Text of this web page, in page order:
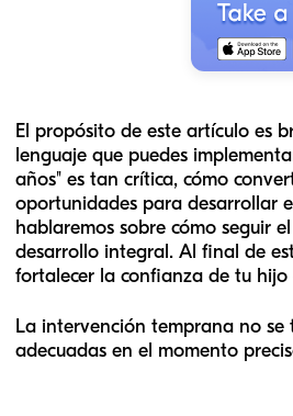
El propósito de este artículo es
lenguaje que puedes
años" es tan crítica, cómo
oportunidades para desarrollar
hablaremos sobre cómo seguir
desarrollo integral. Al final de
fortalecer la confianza de tu
La intervención temprana no
adecuadas en el momento